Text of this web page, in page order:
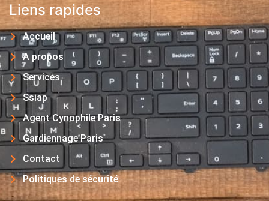
Liens rapides
Accueil
A propos
Services
Ssiap
Agent Cynophile Paris
Gardiennage Paris
Contact
Politiques de sécurité